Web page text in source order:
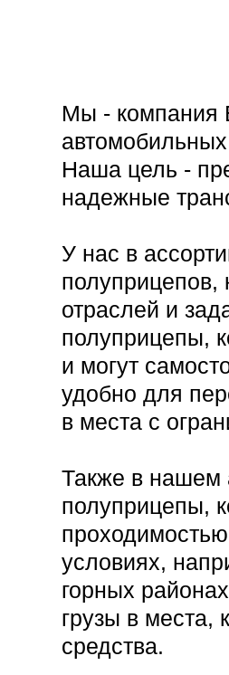
Мы - компания
Наша цель -
надежные
У нас в
полуприцепов,
отраслей и
полуприцепы,
и могут
удобно для
в места с
Также в нашем
полуприцепы,
условиях,
горных
грузы в места,
средства.